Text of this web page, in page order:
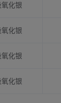
氧化银
氧化银
氧化银
氧化银